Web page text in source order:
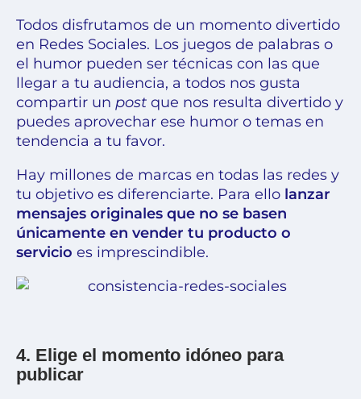
Todos disfrutamos de un momento divertido
en Redes Sociales. Los juegos de palabras o
el humor pueden ser técnicas con las que
llegar a tu audiencia, a todos nos gusta
compartir un post que nos resulta divertido y
puedes aprovechar ese humor o temas en
tendencia a tu favor.
Hay millones de marcas en todas las redes y
tu objetivo es diferenciarte. Para ello lanzar
mensajes originales que no se basen
únicamente en vender tu producto o
servicio es imprescindible.
4. Elige el momento idóneo para
publicar